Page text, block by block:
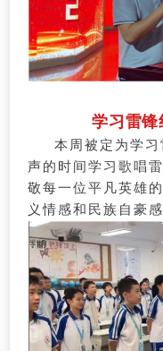
学习雷锋
本周被定为学
声的时间学习歌唱
敬每一位平凡英雄
义情感和民族自豪感